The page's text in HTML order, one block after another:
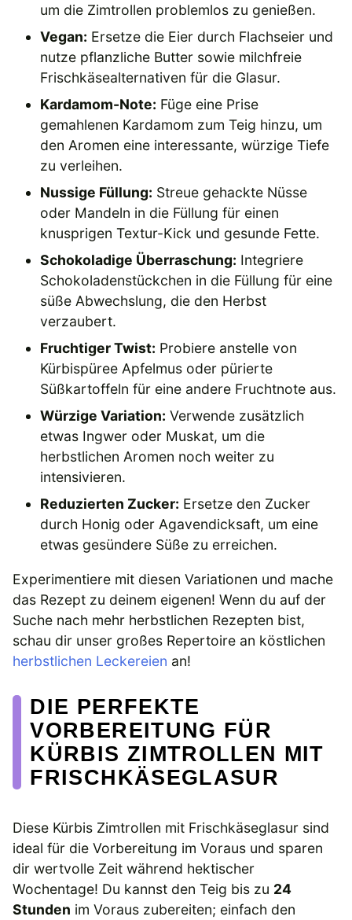
um die Zimtrollen problemlos zu genießen.
Vegan: Ersetze die Eier durch Flachseier und
nutze pflanzliche Butter sowie milchfreie
Frischkäsealternativen für die Glasur.
Kardamom-Note: Füge eine Prise
gemahlenen Kardamom zum Teig hinzu, um
den Aromen eine interessante, würzige Tiefe
zu verleihen.
Nussige Füllung: Streue gehackte Nüsse
oder Mandeln in die Füllung für einen
knusprigen Textur-Kick und gesunde Fette.
Schokoladige Überraschung: Integriere
Schokoladenstückchen in die Füllung für eine
süße Abwechslung, die den Herbst
verzaubert.
Fruchtiger Twist: Probiere anstelle von
Kürbispüree Apfelmus oder pürierte
Süßkartoffeln für eine andere Fruchtnote aus.
Würzige Variation: Verwende zusätzlich
etwas Ingwer oder Muskat, um die
herbstlichen Aromen noch weiter zu
intensivieren.
Reduzierten Zucker: Ersetze den Zucker
durch Honig oder Agavendicksaft, um eine
etwas gesündere Süße zu erreichen.
Experimentiere mit diesen Variationen und mache
das Rezept zu deinem eigenen! Wenn du auf der
Suche nach mehr herbstlichen Rezepten bist,
schau dir unser großes Repertoire an köstlichen
herbstlichen Leckereien an!
DIE PERFEKTE
VORBEREITUNG FÜR
KÜRBIS ZIMTROLLEN MIT
FRISCHKÄSEGLASUR
Diese Kürbis Zimtrollen mit Frischkäseglasur sind
ideal für die Vorbereitung im Voraus und sparen
dir wertvolle Zeit während hektischer
Wochentage! Du kannst den Teig bis zu 24
Stunden im Voraus zubereiten; einfach den